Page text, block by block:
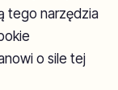
tego narzędzia
o sile tej